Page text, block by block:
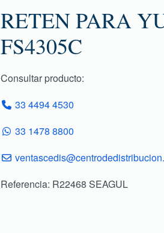
RETEN PARA
FS4305C
Consultar producto:
33 4494 4530
33 1478 8800
Referencia: R22468 SEAGUL